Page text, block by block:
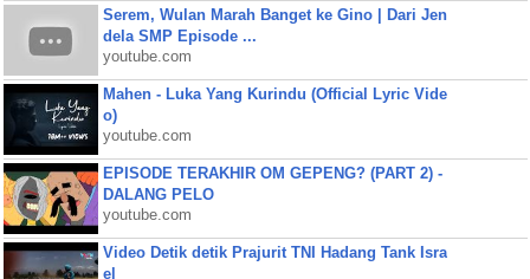
Serem, Wulan Marah Banget ke Gino | Dari Jen
dela SMP Episode ...
youtube.com
Mahen - Luka Yang Kurindu (Official Lyric Vide
o)
youtube.com
EPISODE TERAKHIR OM GEPENG? (PART 2) -
DALANG PELO
youtube.com
Video Detik detik Prajurit TNI Hadang Tank Isra
el